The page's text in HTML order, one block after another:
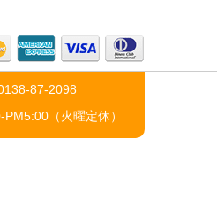
87-2098
（火曜定休）